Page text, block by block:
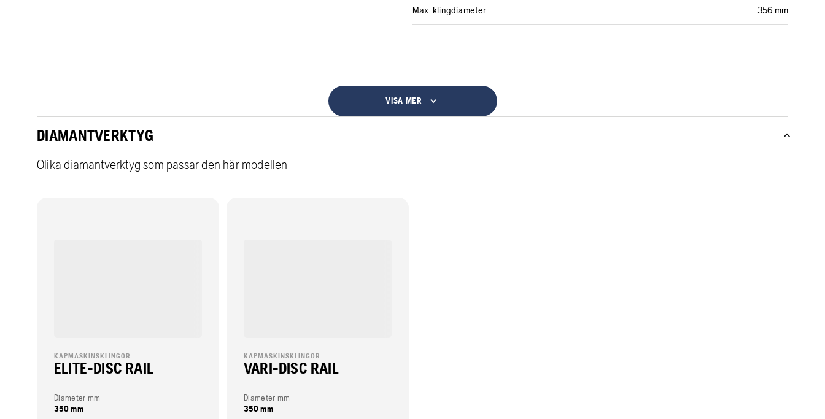
Max. klingdiameter 356 mm
VISA MER
DIAMANTVERKTYG
Olika diamantverktyg som passar den här modellen
KAPMASKINSKLINGOR
ELITE-DISC RAIL
Diameter mm
350 mm
KAPMASKINSKLINGOR
VARI-DISC RAIL
Diameter mm
350 mm